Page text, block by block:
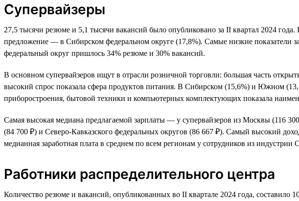
Супервайзеры
27,5 тысячи резюме и 5,1 тысячи вакансий было опубликовано за II квартал 2024
предложение — в Сибирском федеральном округе (17,8%). Самые низкие показатели
федеральный округ пришлось 34% резюме и 30% вакансий.
В основном супервайзеров ищут в отрасли розничной торговли: большая часть
высокий спрос показала сфера продуктов питания. В Сибирском (15,6%) и Южном
приборостроения, бытовой техники и компьютерных комплектующих показала
Самая высокая медиана предлагаемой зарплаты — у супервайзеров из Москвы (116
(84 700 ₽) и Северо-Кавказского федеральных округов (86 667 ₽). Самый высокий
медианная заработная плата в среднем по всем регионам у сотрудников из
Работники распределительного центра
Количество резюме и вакансий, опубликованных во II квартале 2024 года, составило